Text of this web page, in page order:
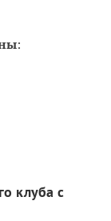
:
клуба с